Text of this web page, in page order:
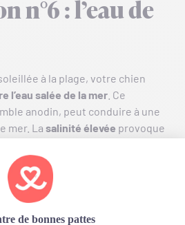
n°6 : l’eau de
à la plage, votre chien
l’eau salée de la mer . Ce
anodin, peut conduire à une
mer. La salinité élevée provoque
vomissements, diarrhées et,
des troubles neurologiques
L’excès de sel
du corps du chien